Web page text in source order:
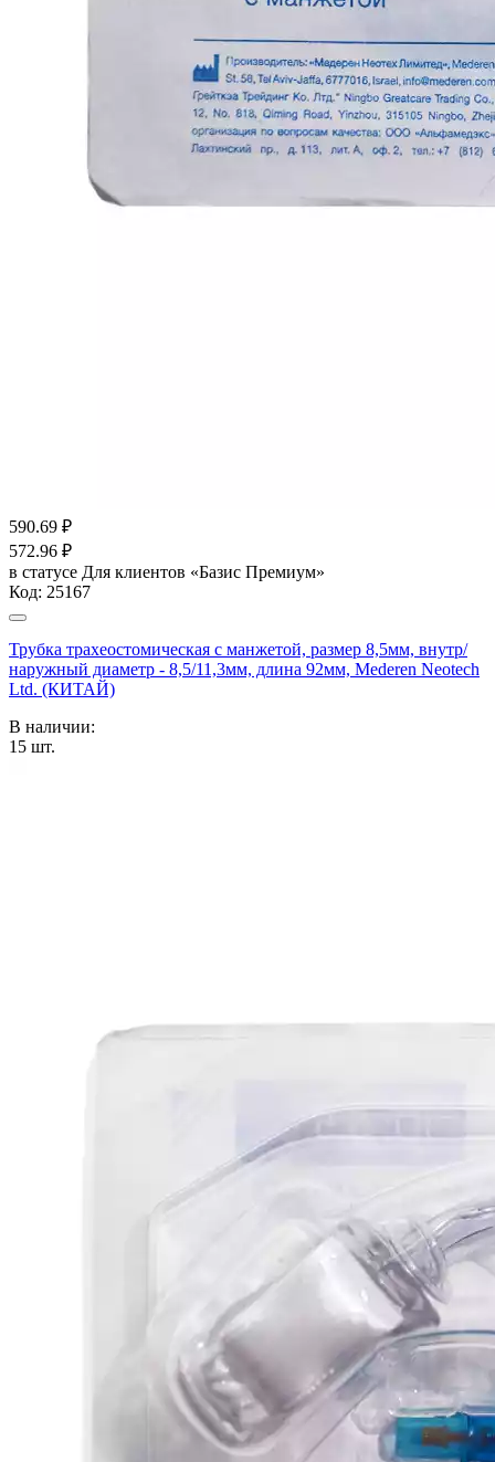
590.69 ₽
572.96 ₽
в статусе Для клиентов «Базис Премиум»
Код: 25167
Трубка трахеостомическая с манжетой, размер 8,5мм, внутр/
наружный диаметр - 8,5/11,3мм, длина 92мм, Mederen Neotech
Ltd. (КИТАЙ)
В наличии:
15 шт.